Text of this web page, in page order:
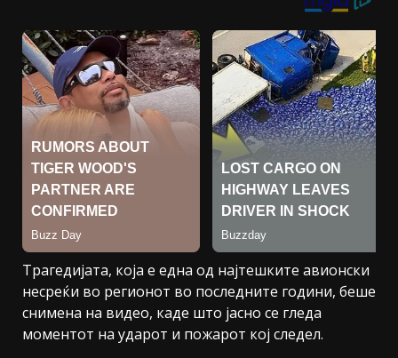
Трагедијата, која е една од најтешките авионски
несреќи во регионот во последните години, беше
снимена на видео, каде што јасно се гледа
моментот на ударот и пожарот кој следел.